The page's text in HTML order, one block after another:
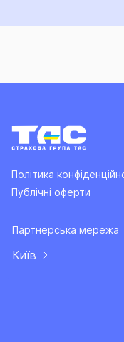
Політика
Публічні оферти
Партнерська мережа
Київ